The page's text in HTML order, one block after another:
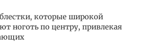
которые широкой
ноготь по центру, привлекая